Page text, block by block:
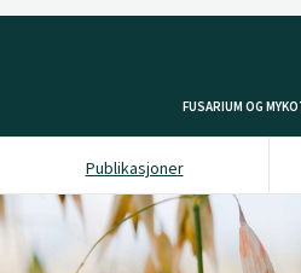
FUSARIUM OG
Publikasjoner